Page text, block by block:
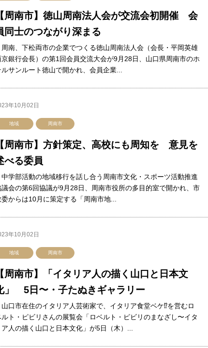
周南市】徳山周南法人会が交流会初開催 会
同士のつながり深まる
南、下松両市の企業でつくる徳山周南法人会（会長・平岡英雄
京銀行会長）の第1回会員交流大会が9月28日、山口県周南市のホ
サンルート徳山で開かれ、会員企業...
年10月02日
地域 周南市
周南市】方針策定、高校にも周知を 意見を
べる委員
学部活動の地域移行を話し合う周南市文化・スポーツ活動推進
議会の第6回協議が9月28日、周南市役所の多目的室で開かれ、市
からは10月に策定する「周南市地...
年10月02日
地域 周南市
周南市】「イタリア人の描く山口と日本文
」 5日〜・子たぬきギャラリー
口市在住のイタリア人芸術家で、イタリア食堂ベケ⁉を営むロ
ルト・ピビリさんの展覧会「ロベルト・ピビリのまなざし〜イタ
人の描く山口と日本文化」が5日（木）...